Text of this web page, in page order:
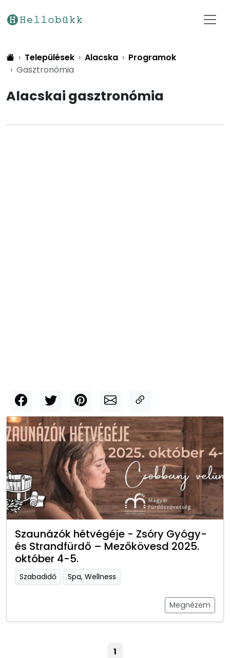
Települések Alacska
Programok
Gasztronómia
Alacskai gasztronómia
Szaunázók hétvégéje - Zsóry Gyógy-
és Strandfürdő – Mezőkövesd 2025.
október 4-5.
Szabadidő Spa, Wellness
Megnézem
1